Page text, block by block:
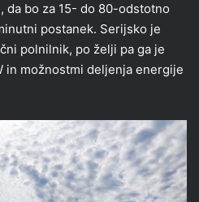
da bo za 15- do 80-odstotno
postanek. Serijsko je
polnilnik, po želji pa ga je
in možnostmi deljenja energije